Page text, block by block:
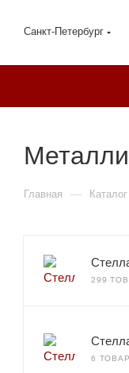
Санкт-Петербург
Главная — Каталог
299
6